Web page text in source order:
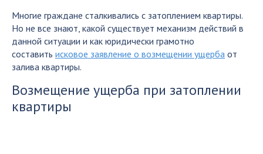
Многие граждане сталкивались с затоплением квартиры.
Но не все знают, какой существует механизм действий в
данной ситуации и как юридически грамотно
составить исковое заявление о возмещении ущерба от
залива квартиры.
Возмещение ущерба при затоплении
квартиры